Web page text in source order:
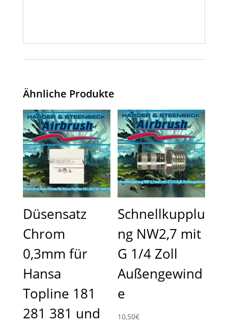
Ähnliche Produkte
Düsensatz
Chrom
0,3mm für
Hansa
Topline 181
281 381 und
Schnellkupplu
ng NW2,7 mit
G 1/4 Zoll
Außengewind
e
10,50€